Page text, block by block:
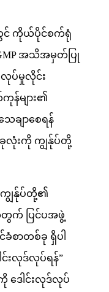
င် ကိုယ်ပိုင်စက်ရုံ
GMP အသိအမှတ်ပြု
ပ်မှုလိုင်း
န်များ၏
ချာစေရန်
လုံးကို ကျွန်ုပ်တို့
ကျွန်ုပ်တို့၏
ပြင်ပအဖွဲ့
စာတစ်ခု ရှိပါ
င်းလုဒ်လုပ်ရန်”
ဒေါင်းလုဒ်လုပ်